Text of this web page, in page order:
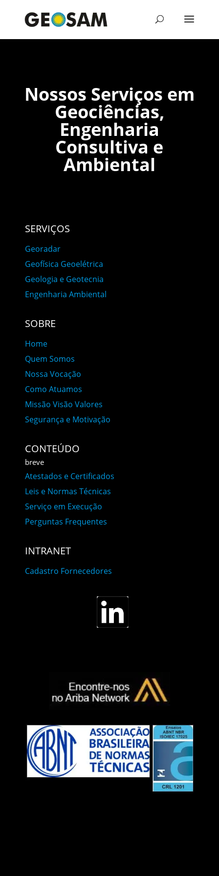
Nossos Serviços em
Geociências,
Engenharia
Consultiva e
Ambiental
SERVIÇOS
Georadar
Geofísica Geoelétrica
Geologia e Geotecnia
Engenharia Ambiental
SOBRE
Home
Quem Somos
Nossa Vocação
Como Atuamos
Missão Visão Valores
Segurança e Motivação
CONTEÚDO
breve
Atestados e Certificados
Leis e Normas Técnicas
Serviço em Execução
Perguntas Frequentes
INTRANET
Cadastro Fornecedores